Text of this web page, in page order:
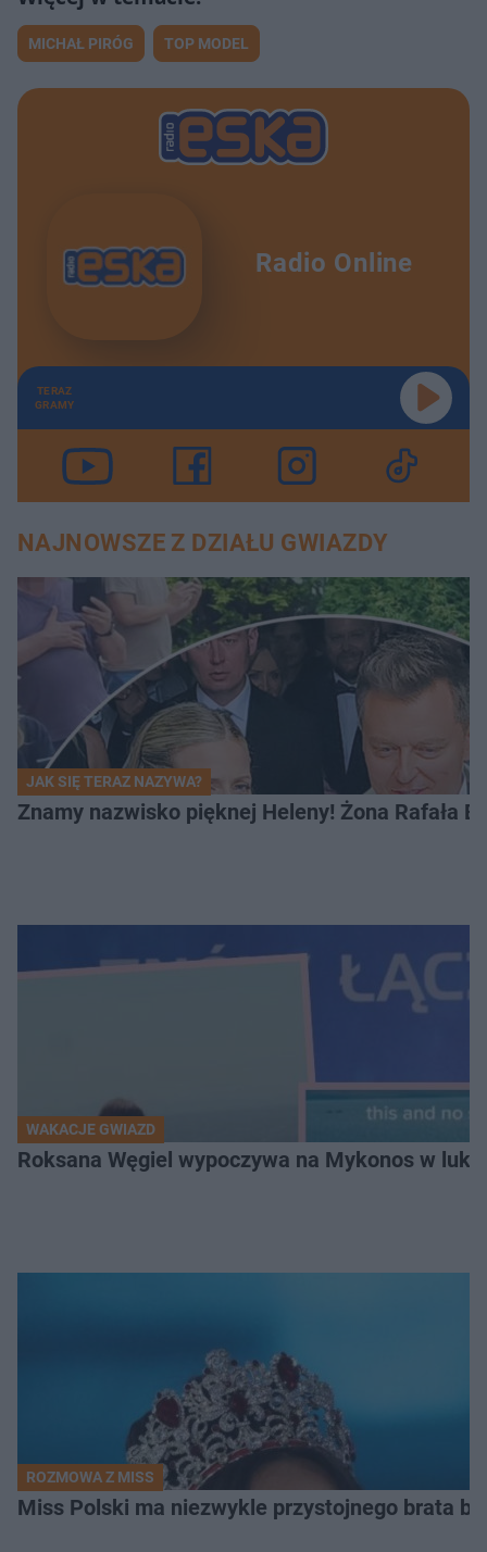
MICHAŁ PIRÓG TOP MODEL
Radio Online
TERAZ
GRAMY
NAJNOWSZE Z DZIAŁU GWIAZDY
JAK SIĘ TERAZ NAZYWA?
Znamy nazwisko pięknej Heleny! Żona Rafała
WAKACJE GWIAZD
Roksana Węgiel wypoczywa na Mykonos w
ROZMOWA Z MISS
Miss Polski ma niezwykle przystojnego brata